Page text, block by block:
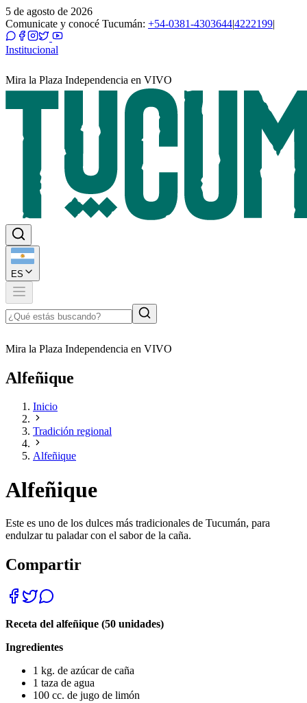
5 de agosto de 2026
Comunicate y conocé Tucumán: +54-0381-4303644|4222199|
Institucional
Mira la Plaza Independencia en VIVO
ES
Mira la Plaza Independencia en VIVO
Alfeñique
Inicio
Tradición regional
Alfeñique
Alfeñique
Este es uno de los dulces más tradicionales de Tucumán, para
endulzar tu paladar con el sabor de la caña.
Compartir
Receta del alfeñique (50 unidades)
Ingredientes
1 kg. de azúcar de caña
1 taza de agua
100 cc. de jugo de limón